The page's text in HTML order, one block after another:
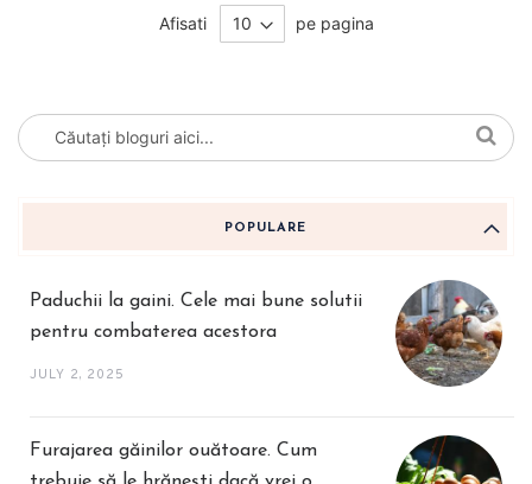
Afisati pe pagina
POPULARE
Paduchii la gaini. Cele mai bune solutii
pentru combaterea acestora
JULY 2, 2025
Furajarea găinilor ouătoare. Cum